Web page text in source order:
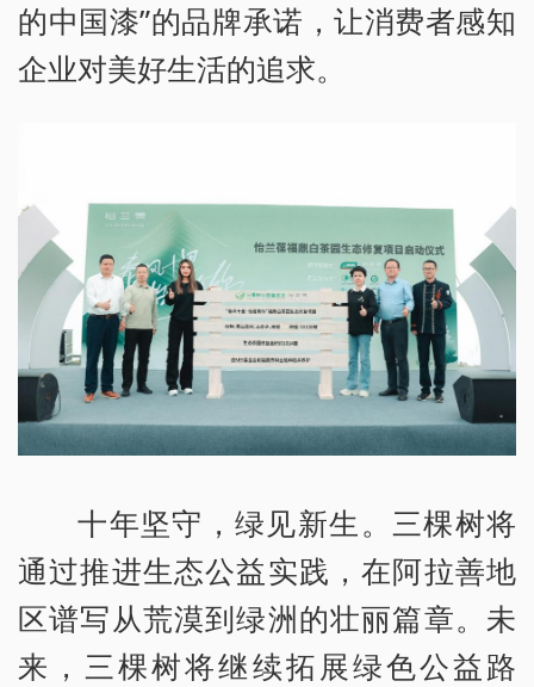
的中国漆”的品牌承诺，让消费者感知
企业对美好生活的追求。
十年坚守，绿见新生。三棵树将
通过推进生态公益实践，在阿拉善地
区谱写从荒漠到绿洲的壮丽篇章。未
来，三棵树将继续拓展绿色公益路